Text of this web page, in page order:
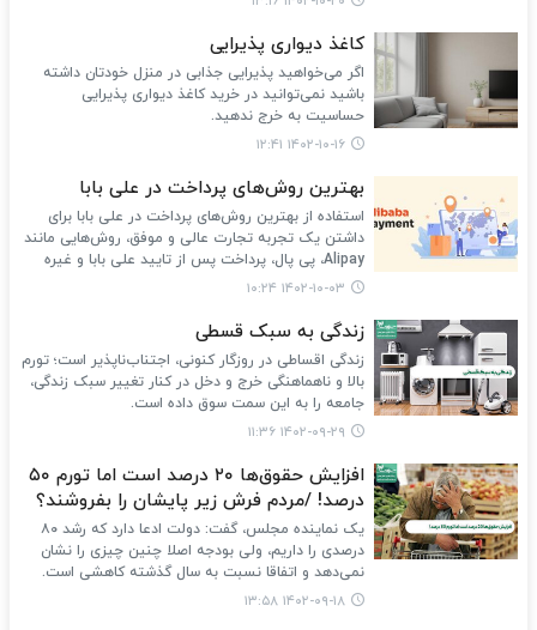
کاغذ دیواری پذیرایی
اگر می‌خواهید پذیرایی جذابی در منزل خودتان داشته
باشید نمی‌توانید در خرید کاغذ دیواری پذیرایی
حساسیت به خرج ندهید.
۱۴۰۲-۱۰-۱۶ ۱۲:۴۱
بهترین روش‌های پرداخت در علی بابا
استفاده از بهترین روش‌های پرداخت در علی بابا برای
داشتن یک تجربه تجارت عالی و موفق، روش‌هایی مانند
Alipay، پی پال، پرداخت پس از تایید علی بابا و غیره
۱۴۰۲-۱۰-۰۳ ۱۰:۲۴
زندگی به سبک قسطی
زندگی اقساطی در روزگار کنونی، اجتناب‌ناپذیر است؛ تورم
بالا و ناهماهنگی خرج و دخل در کنار تغییر سبک زندگی،
جامعه را به این سمت سوق داده است.
۱۴۰۲-۰۹-۲۹ ۱۱:۳۶
افزایش حقوق‌ها ۲۰ درصد است اما تورم ۵۰
درصد! /مردم فرش زیر پایشان را بفروشند؟
یک نماینده مجلس، گفت: دولت ادعا دارد که رشد ۸۰
درصدی را داریم، ولی بودجه اصلا چنین چیزی را نشان
نمی‌دهد و اتفاقا نسبت به سال گذشته کاهشی است.
۱۴۰۲-۰۹-۱۸ ۱۳:۵۸